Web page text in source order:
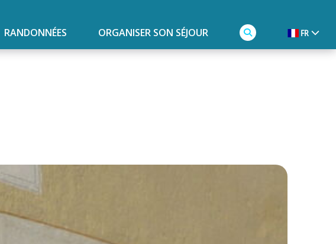
RANDONNÉES ORGANISER SON SÉJOUR FR